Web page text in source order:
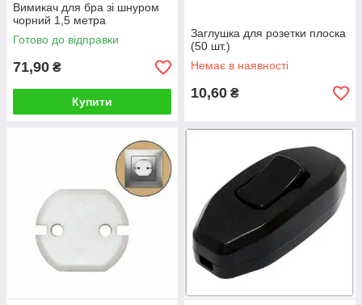
Вимикач для бра зі шнуром
чорний 1,5 метра
Готово до відправки
71,90 ₴
Купити
Заглушка для розетки плоска
(50 шт.)
Немає в наявності
10,60 ₴